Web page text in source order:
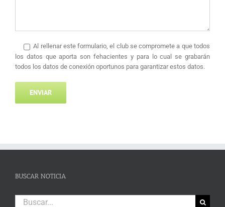
Al rellenar este formulario, el club se compromete a que todos
los datos que aporta son fehacientes y para lo cual se grabarán
todos los datos de conexión oportunos para garantizar estos datos.
BUSCAR NOTICIA
Buscar: